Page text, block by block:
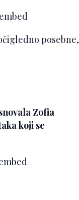
posebne,
Zofia
koji se